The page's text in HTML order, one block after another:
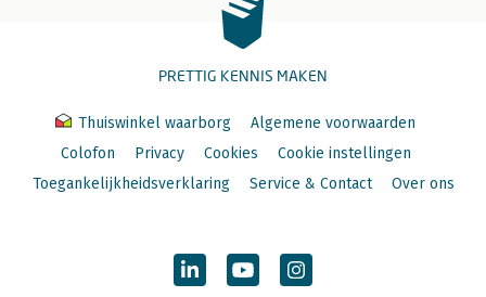
PRETTIG KENNIS MAKEN
Thuiswinkel waarborg
Algemene voorwaarden
Colofon
Privacy Cookies
Cookie instellingen
Toegankelijkheidsverklaring
Service & Contact Over ons